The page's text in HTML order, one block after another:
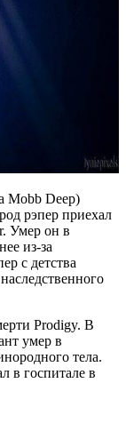
Mobb Deep)
рэпер приехал
Умер он в
из-за
с детства
Prodigy. В
умер в
тела.
в госпитале в